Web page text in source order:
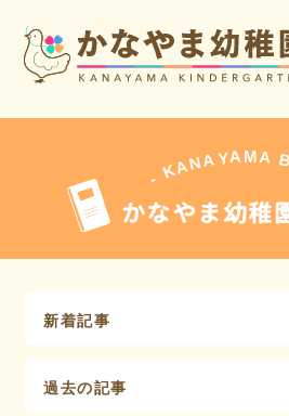
- KANAYA MA
かなやま幼稚
新着記事
過去の記事